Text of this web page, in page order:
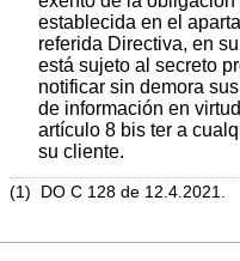
establecida en el
referida Directiva, en
está sujeto al secreto
notificar sin demora
de información en
artículo 8 bis ter a
su cliente.
(1 ) DO C 128 de 12.4.2021